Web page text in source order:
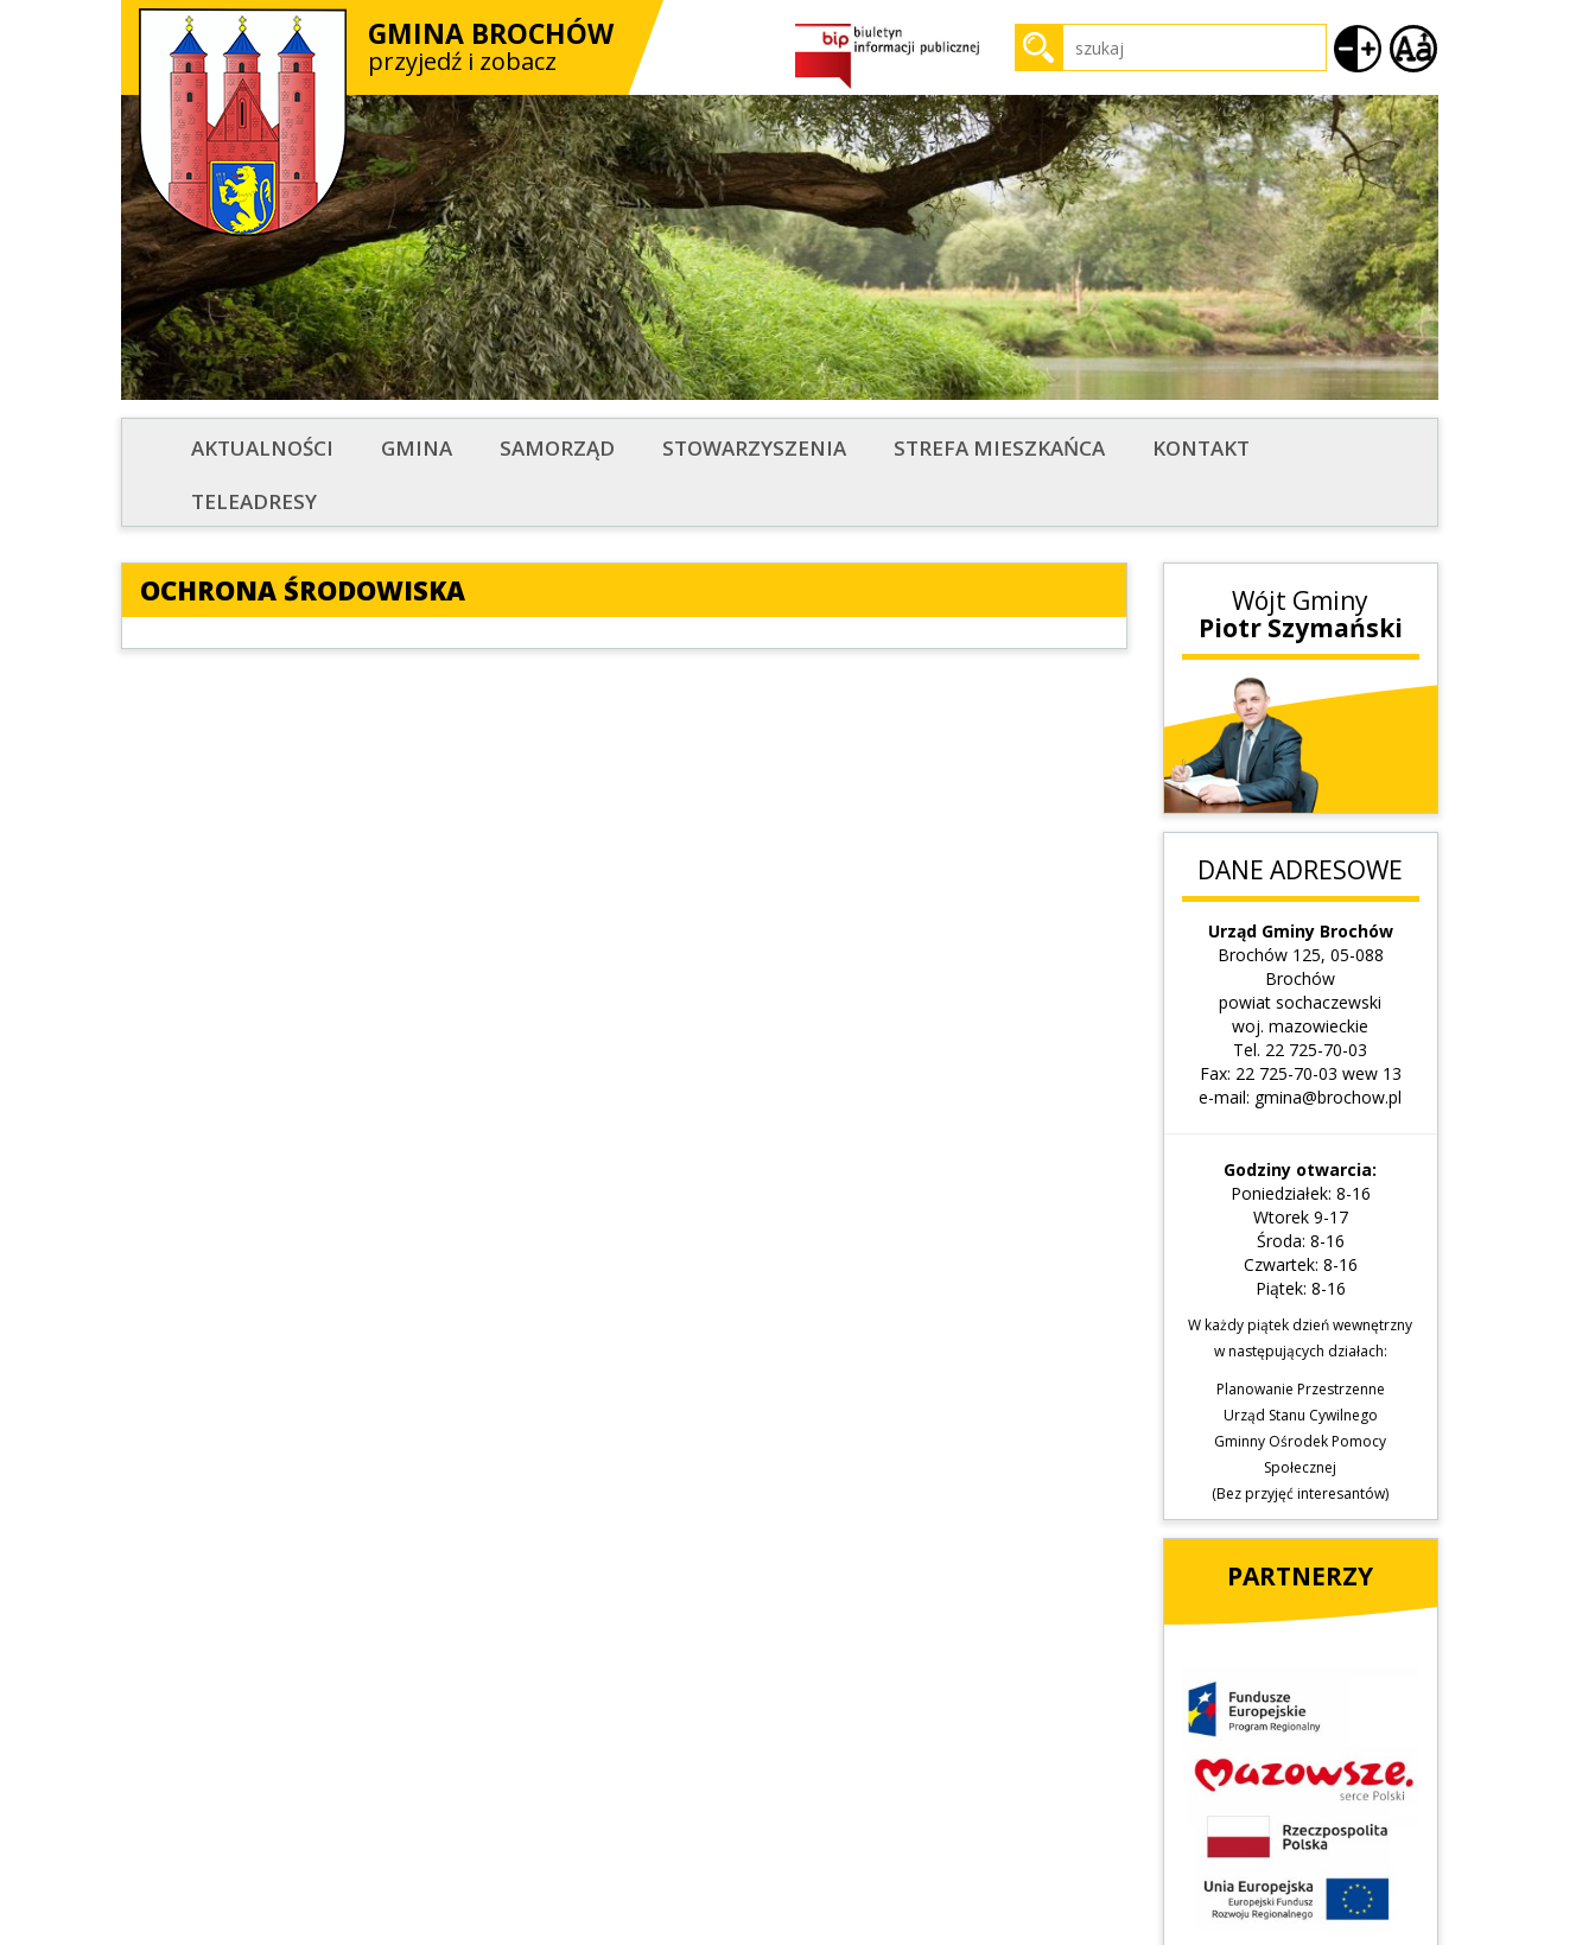
GMINA BROCHÓW
przyjedź i zobacz
AKTUALNOŚCI GMINA SAMORZĄD STOWARZYSZENIA STREFA MIESZKAŃCA
KONTAKT
TELEADRESY
OCHRONA ŚRODOWISKA
Wójt Gminy
Piotr Szymański
DANE ADRESOWE
Urząd Gminy Brochów
Brochów 125, 05-088
Brochów
powiat sochaczewski
woj. mazowieckie
Tel. 22 725-70-03
Fax: 22 725-70-03 wew 13
e-mail: gmina@brochow.pl
Godziny otwarcia:
Poniedziałek: 8-16
Wtorek 9-17
Środa: 8-16
Czwartek: 8-16
Piątek: 8-16
W każdy piątek dzień wewnętrzny
w następujących działach:
Planowanie Przestrzenne
Urząd Stanu Cywilnego
Gminny Ośrodek Pomocy
Społecznej
(Bez przyjęć interesantów)
PARTNERZY